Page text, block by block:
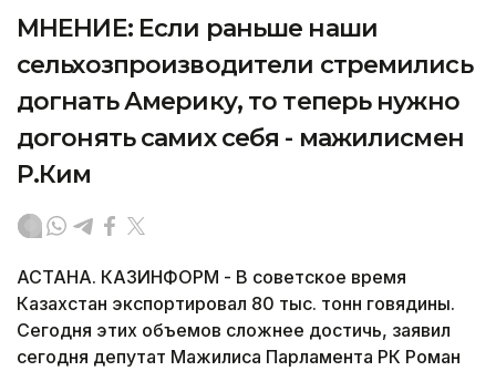
МНЕНИЕ: Если раньше наши
сельхозпроизводители стремились
догнать Америку, то теперь нужно
догонять самих себя - мажилисмен
Р.Ким
АСТАНА. КАЗИНФОРМ - В советское время
Казахстан экспортировал 80 тыс. тонн говядины.
Сегодня этих объемов сложнее достичь, заявил
сегодня депутат Мажилиса Парламента РК Роман